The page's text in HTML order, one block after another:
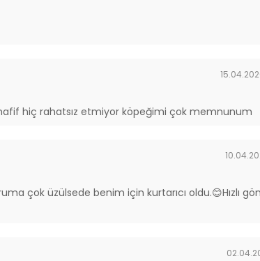
hafif hiç rahatsız etmiyor köpeğimi çok memnunum
çok üzülsede benim için kurtarıcı oldu.😊Hızlı